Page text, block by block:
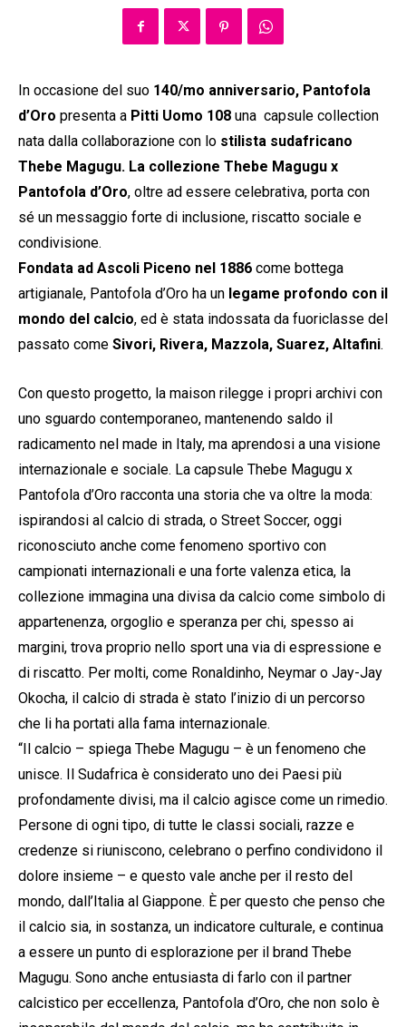
In occasione del suo 140/mo anniversario, Pantofola
d’Oro presenta a Pitti Uomo 108 una capsule collection
nata dalla collaborazione con lo stilista sudafricano
Thebe Magugu. La collezione Thebe Magugu x
Pantofola d’Oro, oltre ad essere celebrativa, porta con
sé un messaggio forte di inclusione, riscatto sociale e
condivisione.
Fondata ad Ascoli Piceno nel 1886 come bottega
artigianale, Pantofola d’Oro ha un legame profondo con il
mondo del calcio, ed è stata indossata da fuoriclasse del
passato come Sivori, Rivera, Mazzola, Suarez, Altafini.
Con questo progetto, la maison rilegge i propri archivi con
uno sguardo contemporaneo, mantenendo saldo il
radicamento nel made in Italy, ma aprendosi a una visione
internazionale e sociale. La capsule Thebe Magugu x
Pantofola d’Oro racconta una storia che va oltre la moda:
ispirandosi al calcio di strada, o Street Soccer, oggi
riconosciuto anche come fenomeno sportivo con
campionati internazionali e una forte valenza etica, la
collezione immagina una divisa da calcio come simbolo di
appartenenza, orgoglio e speranza per chi, spesso ai
margini, trova proprio nello sport una via di espressione e
di riscatto. Per molti, come Ronaldinho, Neymar o Jay-Jay
Okocha, il calcio di strada è stato l’inizio di un percorso
che li ha portati alla fama internazionale.
“Il calcio – spiega Thebe Magugu – è un fenomeno che
unisce. Il Sudafrica è considerato uno dei Paesi più
profondamente divisi, ma il calcio agisce come un rimedio.
Persone di ogni tipo, di tutte le classi sociali, razze e
credenze si riuniscono, celebrano o perfino condividono il
dolore insieme – e questo vale anche per il resto del
mondo, dall’Italia al Giappone. È per questo che penso che
il calcio sia, in sostanza, un indicatore culturale, e continua
a essere un punto di esplorazione per il brand Thebe
Magugu. Sono anche entusiasta di farlo con il partner
calcistico per eccellenza, Pantofola d’Oro, che non solo è